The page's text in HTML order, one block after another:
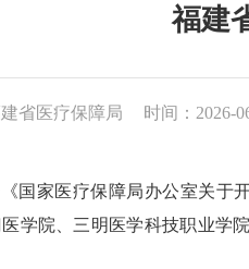
福建
省医疗保障局 时间：2026-
国家医疗保障局办公室关于
学院、三明医学科技职业学